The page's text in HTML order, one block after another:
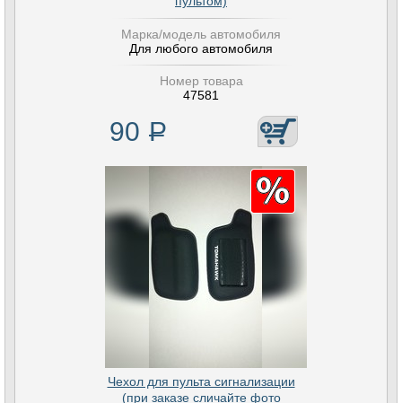
Марка/модель автомобиля
Для любого автомобиля
Номер товара
47581
90 Р
Чехол для пульта сигнализации
(при заказе сличайте фото